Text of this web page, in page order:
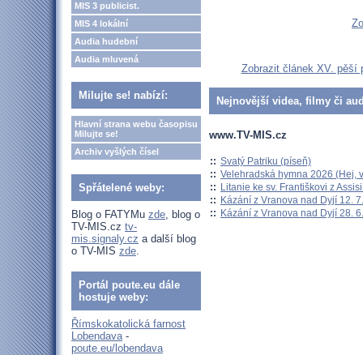
MIS 3 publicist.
MIS 4 lokální
Audia hudební
Audia mluvená
Milujte se! nabízí:
Hlavní strana webu časopisu
Milujte se!
Archiv vyšlých čísel
Spřátelené weby:
Blog o FATYMu zde, blog o
TV-MIS.cz tv-
mis.signaly.cz a další blog
o TV-MIS zde.
Portál poute.eu dále
hostuje weby:
Římskokatolická farnost
Lobendava-
poute.eu/lobendava
Zobrazit článek XV. pěší
Nejnovější videa, filmy či
www.TV-MIS.cz
:: Svatý Patriku (píseň)
:: Velehradská hymna 2026 (Hej,
:: Litanie ke sv. Františkovi z
:: Kázání z Vranova nad Dyjí 12.
:: Kázání z Vranova nad Dyjí 28.